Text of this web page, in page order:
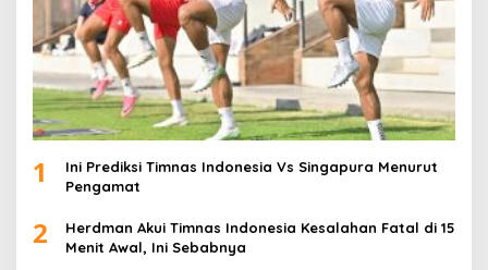
1
Ini Prediksi Timnas Indonesia Vs Singapura Menurut
Pengamat
2
Herdman Akui Timnas Indonesia Kesalahan Fatal di 15
Menit Awal, Ini Sebabnya